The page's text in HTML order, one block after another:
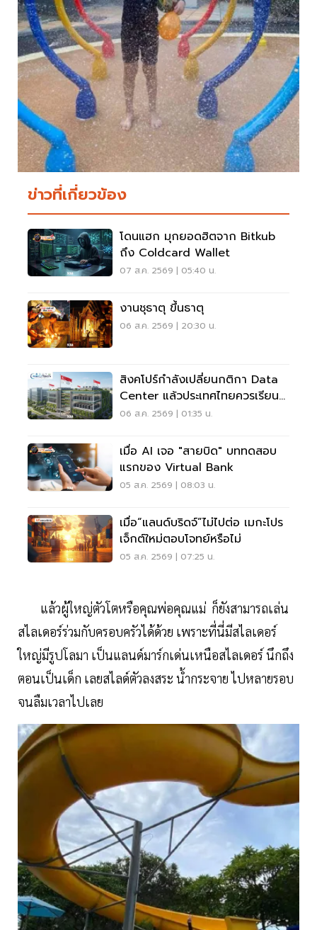
ข่าวที่เกี่ยวข้อง
โดนแฮก มุกยอดฮิตจาก Bitkub
ถึง Coldcard Wallet
07 ส.ค. 2569 | 05:40 น.
งานชุธาตุ ขึ้นธาตุ
06 ส.ค. 2569 | 20:30 น.
สิงคโปร์กำลังเปลี่ยนกติกา Data
Center แล้วประเทศไทยควรเรียนรู้
อะไร?
06 ส.ค. 2569 | 01:35 น.
เมื่อ AI เจอ "สายบิด" บททดสอบ
แรกของ Virtual Bank
05 ส.ค. 2569 | 08:03 น.
เมื่อ“แลนด์บริดจ์”ไม่ไปต่อ เมกะโปร
เจ็กต์ใหม่ตอบโจทย์หรือไม่
05 ส.ค. 2569 | 07:25 น.
แล้วผู้ใหญ่ตัวโตหรือคุณพ่อคุณแม่ ก็ยังสามารถเล่น
สไลเดอร์ร่วมกับครอบครัวได้ด้วย เพราะที่นี่มีสไลเดอร์
ใหญ่มีรูปโลมา เป็นแลนด์มาร์กเด่นเหนือสไลเดอร์ นึกถึง
ตอนเป็นเด็ก เลยสไลด์ตัวลงสระ น้ำกระจาย ไปหลายรอบ
จนลืมเวลาไปเลย